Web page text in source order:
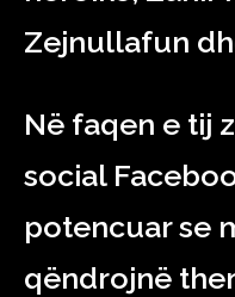
Zejnullafun
Në faqen e tij
social
potencuar se
qëndrojnë